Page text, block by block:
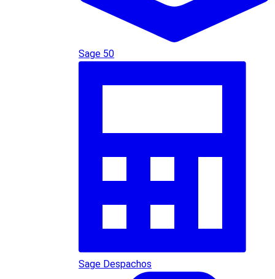
Sage 50
Sage Despachos